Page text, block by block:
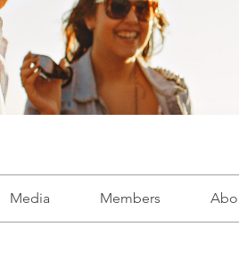
Media Members